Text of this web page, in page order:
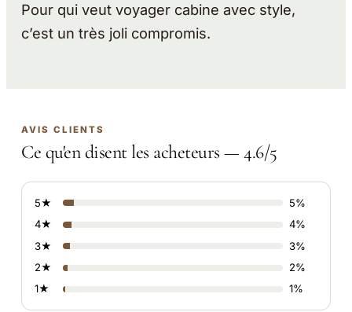
Pour qui veut voyager cabine avec style,
c’est un très joli compromis.
AVIS CLIENTS
Ce qu'en disent les acheteurs — 4.6/5
5★
5%
4★
4%
3★
3%
2★
2%
1★
1%